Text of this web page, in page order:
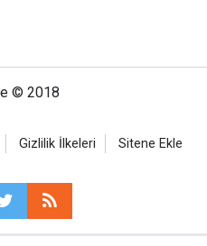
© 2018
Gizlilik İlkeleri Sitene Ekle